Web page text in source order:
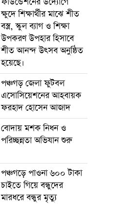
ক্ষুদে শিক্ষার্থীর মাঝে শীত
বস্ত্র, স্কুল ব্যাগ ও শিক্ষা
উপকরণ উপহার হিসাবে
শীত আনন্দ উৎসব অনুষ্ঠিত
হয়েছে।
পঞ্চগড় জেলা ফুটবল
এসোসিয়েশনের আহবায়ক
ফরহাদ হোসেন আজাদ
বোদায় মশক নিধন ও
পরিচ্ছন্নতা অভিযান শুরু
পঞ্চগড়ে পাওনা ৬০০ টাকা
চাইতে গিয়ে বন্ধুদের
মারধরে বন্ধুর মৃত্যু